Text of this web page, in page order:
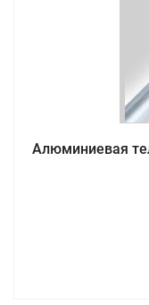
Алюминиевая